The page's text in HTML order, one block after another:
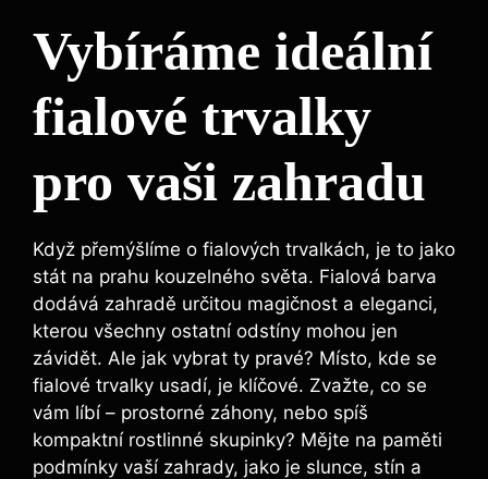
Vybíráme ideální
fialové trvalky
pro vaši zahradu
Když​ přemýšlíme o fialových trvalkách, je to jako
stát na prahu kouzelného světa. Fialová barva
dodává zahradě určitou magičnost a ‌eleganci,
kterou ​všechny ostatní odstíny mohou ​jen
závidět.⁣ Ale jak ⁤vybrat ty pravé? Místo, kde se
fialové trvalky usadí, je klíčové. Zvažte, co se
vám líbí – prostorné záhony,‍ nebo spíš
kompaktní rostlinné skupinky? Mějte na​ paměti
podmínky vaší zahrady,​ jako ‍je slunce, stín a